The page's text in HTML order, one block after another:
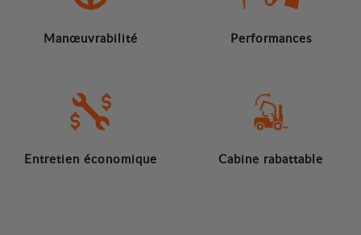
Manœuvrabilité Performances
Entretien économique Cabine rabattable